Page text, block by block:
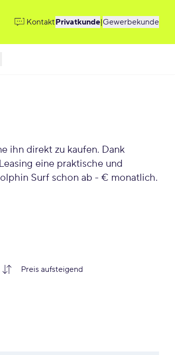
KontaktPrivatkunde|Gewerbekunde
ihn direkt zu kaufen. Dank
eine praktische und
Surf schon ab - € monatlich.